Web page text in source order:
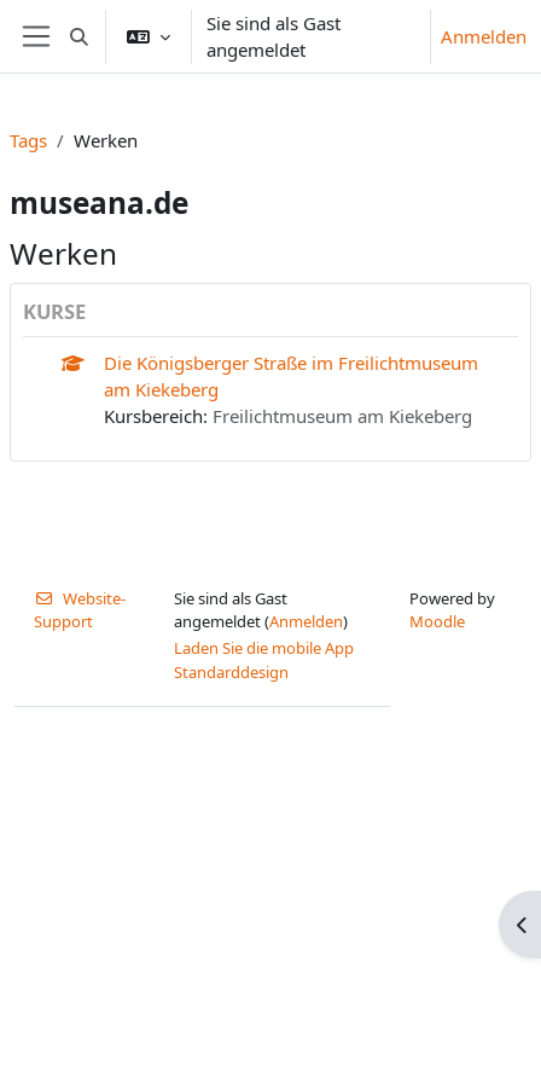
Zum Hauptinhalt
Website-Übersicht
Sucheingabe umschalten
Sie sind als Gast
angemeldet
Anmelden
Tags Werken
museana.de
Werken
KURSE
Die Königsberger Straße im Freilichtmuseum
am Kiekeberg
Kursbereich: Freilichtmuseum am Kiekeberg
Website-
Support
Sie sind als Gast
angemeldet (Anmelden)
Laden Sie die mobile App
Standarddesign
Powered by
Moodle